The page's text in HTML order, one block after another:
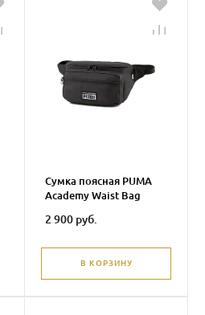
Сумка поясная PUMA
Academy Waist Bag
2 900 руб.
В КОРЗИНУ